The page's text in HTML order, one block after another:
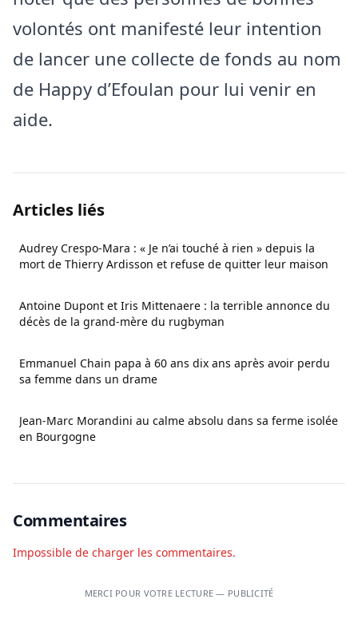
volontés ont manifesté leur intention
de lancer une collecte de fonds au nom
de Happy d’Efoulan pour lui venir en
aide.
Articles liés
Audrey Crespo-Mara : « Je n’ai touché à rien » depuis la
mort de Thierry Ardisson et refuse de quitter leur maison
Antoine Dupont et Iris Mittenaere : la terrible annonce du
décès de la grand-mère du rugbyman
Emmanuel Chain papa à 60 ans dix ans après avoir perdu
sa femme dans un drame
Jean-Marc Morandini au calme absolu dans sa ferme isolée
en Bourgogne
Commentaires
Impossible de charger les commentaires.
MERCI POUR VOTRE LECTURE — PUBLICITÉ